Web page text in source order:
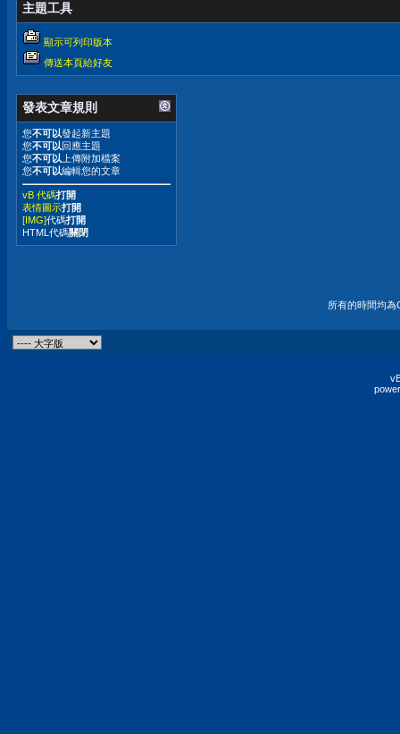
主題工具
顯示可列印版本
傳送本頁給好友
發表文章規則
您不可以發起新主題
您不可以 回應主題
您不可以 上傳附加檔案
您不可以編輯您的文章
vB 代碼打開
表情圖示打開
[IMG]代碼打開
HTML代碼關閉
所有的時間均為